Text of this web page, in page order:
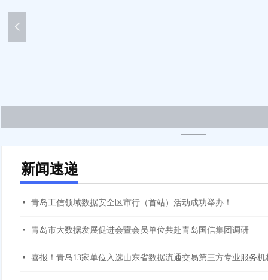
新闻速递
넷 青岛工信领域数据安全区市行（首站）活动成功举办！
넷 青岛市大数据发展促进会暨会员单位共赴青岛国信集团调研
넷
넳